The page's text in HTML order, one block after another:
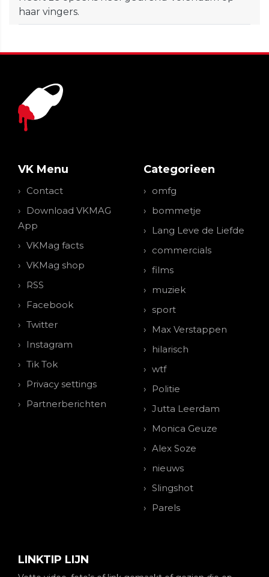
haar vingers.
VK Menu
Contact
Download VKMAG
App
VKMag facts
VKMag shop
RSS
Facebook
Twitter
Instagram
Tik Tok
Privacy settings
Partnerberichten
Categorieen
omfg
bommetje
Lang Leve de Liefde
commercials
films
muziek
sport
Max Verstappen
hilarisch
wtf
Politie
Jutta Leerdam
Monica Geuze
Alex Soze
nieuws
Slingshot
Parels
LINKTIP LIJN